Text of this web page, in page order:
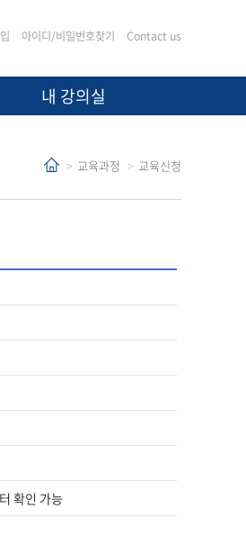
아이디/비밀번호찾기 Contact us
내 강의실
교육과정 교육신청
확인 가능